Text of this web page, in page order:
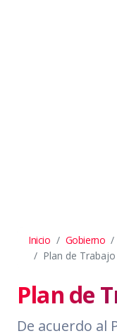
Inicio Gobierno
Plan de Trabajo
Plan de
De acuerdo al